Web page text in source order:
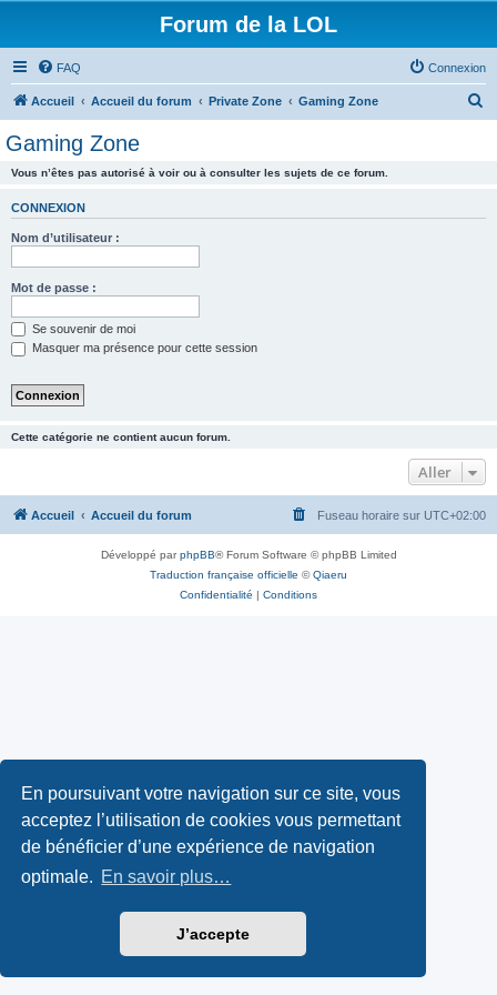
En poursuivant votre navigation sur ce site, vous
acceptez l’utilisation de cookies vous permettant
de bénéficier d’une expérience de navigation
optimale. En savoir plus…
J’accepte
Forum de la LOL
FAQ Connexion
Accueil Accueil du forum Private Zone Gaming Zone
Gaming Zone
Vous n’êtes pas autorisé à voir ou à consulter les sujets de ce forum.
CONNEXION
Nom d’utilisateur :
Mot de passe :
Se souvenir de moi
Masquer ma présence pour cette session
Cette catégorie ne contient aucun forum.
Aller
Accueil Accueil du forum Fuseau horaire sur UTC+02:00
Développé parphpBB® Forum Software © phpBB Limited
Traduction française officielle ©Qiaeru
Confidentialité | Conditions